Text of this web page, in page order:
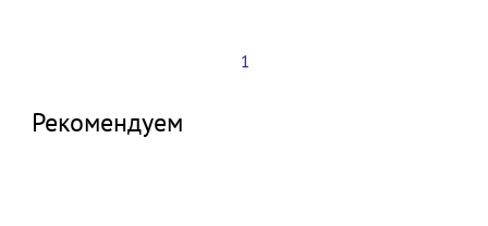
1
Рекомендуем